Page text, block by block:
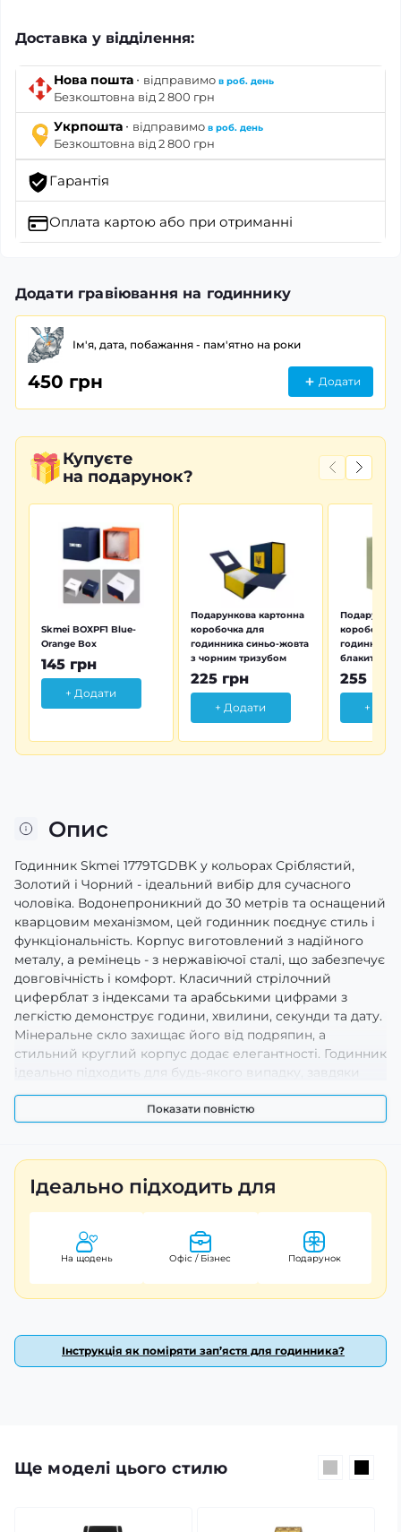
Доставка у відділення:
Нова пошта · відправимо в роб. день
Безкоштовна від 2 800 грн
Укрпошта · відправимо в роб. день
Безкоштовна від 2 800 грн
Гарантія
Оплата картою або при отриманні
Додати гравіювання на годиннику
Ім'я, дата, побажання - пам'ятно на роки
450 грн Додати
Купуєте
на подарунок?
Skmei BOXPF1 Blue-
Orange Box
145 грн
+ Додати
Подарункова картонна
коробочка для
годинника синьо-жовта
з чорним тризубом
225 грн
+ Додати
коробочка
годинника
блакитна
255 грн
+
Опис
Годинник Skmei 1779TGDBK у кольорах Сріблястий,
Золотий і Чорний - ідеальний вибір для сучасного
чоловіка. Водонепроникний до 30 метрів та оснащений
кварцовим механізмом, цей годинник поєднує стиль і
функціональність. Корпус виготовлений з надійного
металу, а ремінець - з нержавіючої сталі, що забезпечує
довговічність і комфорт. Класичний стрілочний
циферблат з індексами та арабськими цифрами з
легкістю демонструє години, хвилини, секунди та дату.
Мінеральне скло захищає його від подряпин, а
стильний круглий корпус додає елегантності. Годинник
ідеально підходить для будь-якого випадку, завдяки
Гарантія на годинник становить 12 місяців, а його вага -
Показати повністю
Ідеально підходить для
На щодень Офіс / Бізнес Подарунок
Інструкція як поміряти зап’ястя для годинника?
Ще моделі цього стилю